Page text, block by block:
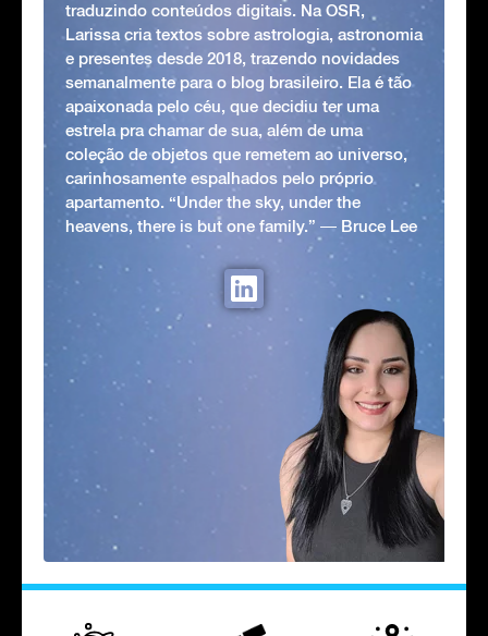
traduzindo conteúdos digitais. Na OSR,
Larissa cria textos sobre astrologia, astronomia
e presentes desde 2018, trazendo novidades
semanalmente para o blog brasileiro. Ela é tão
apaixonada pelo céu, que decidiu ter uma
estrela pra chamar de sua, além de uma
coleção de objetos que remetem ao universo,
carinhosamente espalhados pelo próprio
apartamento. “Under the sky, under the
heavens, there is but one family.” ― Bruce Lee